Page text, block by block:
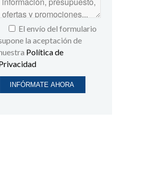
El envío del formulario
la aceptación de
Política de